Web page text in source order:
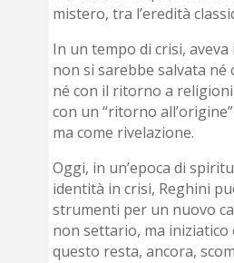
mistero, tra l’eredità
In un tempo di crisi, aveva
non si sarebbe salvata né
né con il ritorno a
con un “ritorno
ma come rivelazione.
Oggi, in un’epoca di
identità in crisi, Reghini
strumenti per un nuovo
non settario, ma
questo resta, ancora,